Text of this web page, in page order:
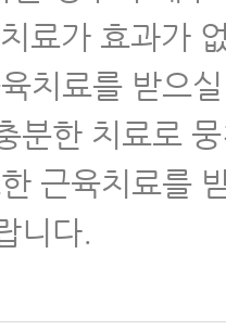
료가 효과가
치료를 받으
분한 치료로
근육치료를
니다.